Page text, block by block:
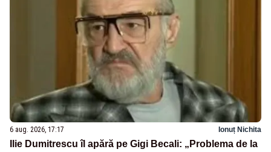
6 aug. 2026, 17:17 Ionuț Nichita
Ilie Dumitrescu îl apără pe Gigi Becali: „Problema de la